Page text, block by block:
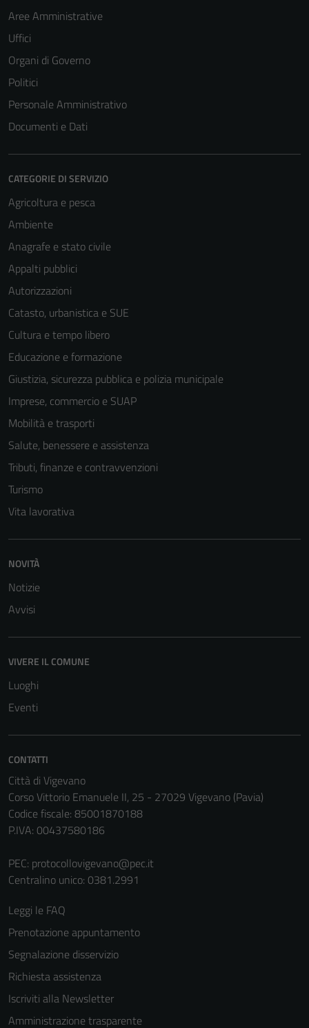
Aree Amministrative
Uffici
Organi di Governo
Politici
Personale Amministrativo
Documenti e Dati
CATEGORIE DI SERVIZIO
Agricoltura e pesca
Ambiente
Anagrafe e stato civile
Appalti pubblici
Autorizzazioni
Catasto, urbanistica e SUE
Cultura e tempo libero
Educazione e formazione
Giustizia, sicurezza pubblica e polizia municipale
Imprese, commercio e SUAP
Mobilità e trasporti
Salute, benessere e assistenza
Tributi, finanze e contravvenzioni
Turismo
Vita lavorativa
NOVITÀ
Notizie
Avvisi
VIVERE IL COMUNE
Luoghi
Eventi
CONTATTI
Città di Vigevano
Corso Vittorio Emanuele II, 25 - 27029 Vigevano (Pavia)
Codice fiscale: 85001870188
P.IVA: 00437580186
PEC: protocollovigevano@pec.it
Centralino unico: 0381.2991
Leggi le FAQ
Prenotazione appuntamento
Segnalazione disservizio
Richiesta assistenza
Iscriviti alla Newsletter
Amministrazione trasparente
per il